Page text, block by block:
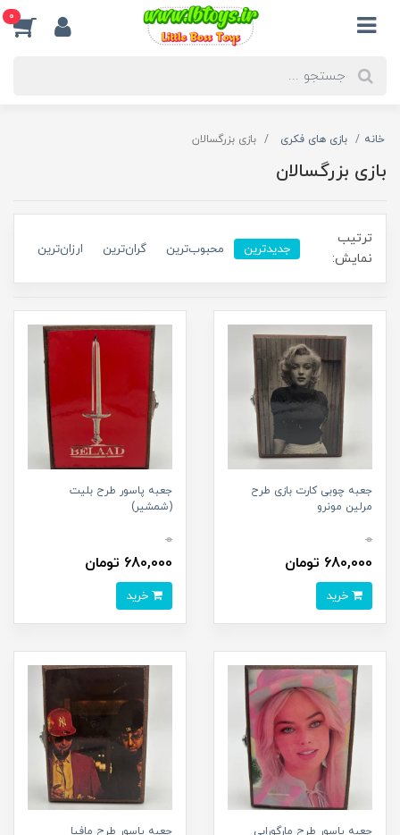
0
خانه بازی های فکری بازی بزرگسالان
بازی بزرگسالان
ترتیب
نمایش:
جدیدترین محبوب‌ترین گران‌ترین ارزان‌ترین
جعبه چوبی کارت بازی طرح
مرلین مونرو
0
680,000 تومان
جعبه پاسور طرح بلیت
(شمشير)
0
680,000 تومان
جعبه پاسور طرح مارگورابی
جعبه پاسور طرح مافیا